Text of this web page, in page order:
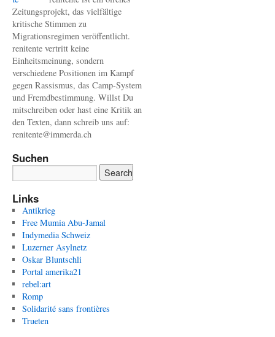
Zeitungsprojekt, das vielfältige
kritische Stimmen zu
Migrationsregimen veröffentlicht.
renitente vertritt keine
Einheitsmeinung, sondern
verschiedene Positionen im Kampf
gegen Rassismus, das Camp-System
und Fremdbestimmung. Willst Du
mitschreiben oder hast eine Kritik an
den Texten, dann schreib uns auf:
renitente@immerda.ch
Suchen
Links
Antikrieg
Free Mumia Abu-Jamal
Indymedia Schweiz
Luzerner Asylnetz
Oskar Bluntschli
Portal amerika21
rebel:art
Romp
Solidarité sans frontières
Trueten